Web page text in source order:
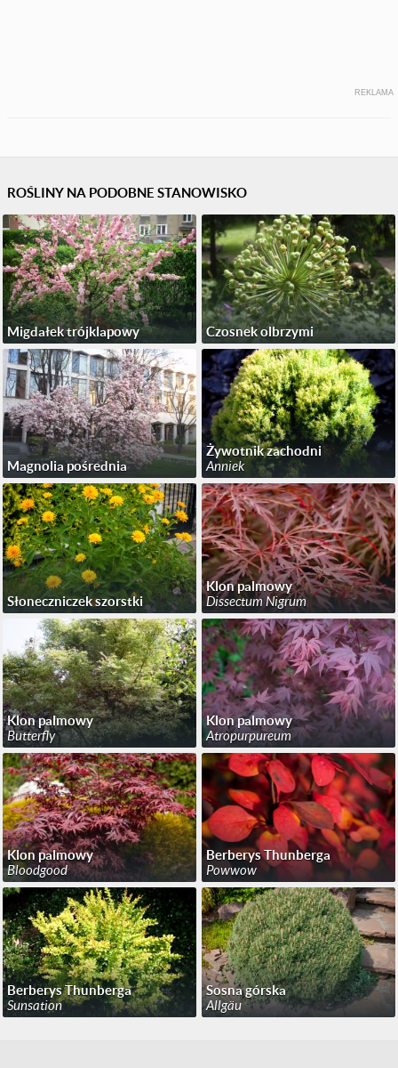
REKLAMA
ROŚLINY NA PODOBNE STANOWISKO
Migdałek trójklapowy Czosnek olbrzymi
Magnolia pośrednia
Żywotnik zachodni
Anniek
Słoneczniczek szorstki
Klon palmowy
Dissectum Nigrum
Klon palmowy
Butterfly
Klon palmowy
Atropurpureum
Klon palmowy
Bloodgood
Berberys Thunberga
Powwow
Berberys Thunberga
Sunsation
Sosna górska
Allgäu